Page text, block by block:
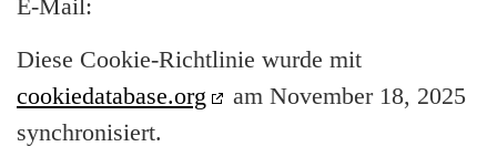
E-Mail:
Diese Cookie-Richtlinie wurde mit
cookiedatabase.org
am November 18, 2025
synchronisiert.